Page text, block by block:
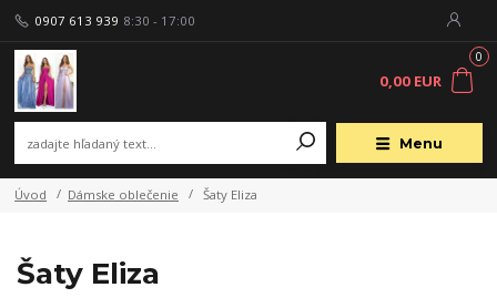
Menu
0907 613 939 8:30 - 17:00
0
0,00 EUR
Úvod Dámske oblečenie Šaty Eliza
Šaty Eliza